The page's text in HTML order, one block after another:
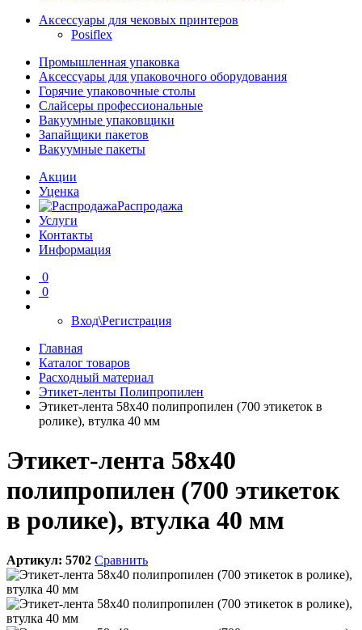
Аксессуары для чековых принтеров
Posiflex
Промышленная упаковка
Аксессуары для упаковочного оборудования
Горячие упаковочные столы
Слайсеры профессиональные
Вакуумные упаковщики
Запайщики пакетов
Вакуумные пакеты
Акции
Уценка
Распродажа
Услуги
Контакты
Информация
0
0
Вход\Регистрация
Главная
Каталог товаров
Расходный материал
Этикет-ленты Полипропилен
Этикет-лента 58х40 полипропилен (700 этикеток в
ролике), втулка 40 мм
Этикет-лента 58х40
полипропилен (700 этикеток
в ролике), втулка 40 мм
Артикул: 5702 Сравнить